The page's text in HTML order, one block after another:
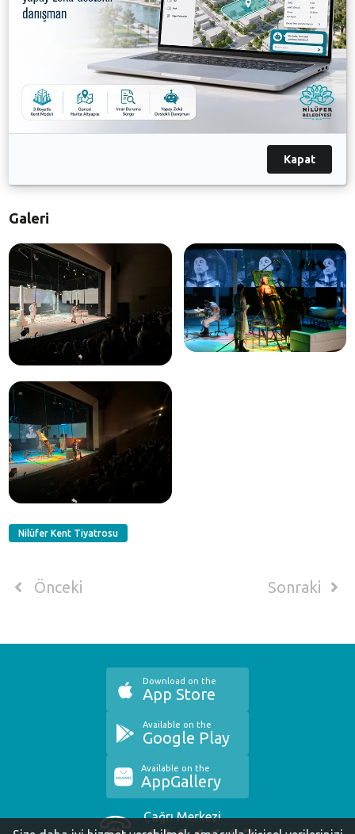
Yardımcısı Zeynep Cengiz, Bursa Yeşilay
Rehabilitasyon Merkezi Müdürü Oya Batu da katıldı.
Denetimli Serbestlik Müdürlüğü yetkilileri, tiyatronun
olaylara farklı açılardan bakabilme becerisi
kazandırdığını, iş birliği ve dayanışmayı öğrettiğini,
bireylerin duygusal gerginliklerden uzaklaşmasına ve
olduğunu ifade ederek, desteklerinden dolayı Nilüfer
Galeri
Nilüfer Kent Tiyatrosu
Önceki Sonraki
Çağrı Merkezi
Download on the
App Store
Available on the
Google Play
Available on the
AppGallery
Kapat